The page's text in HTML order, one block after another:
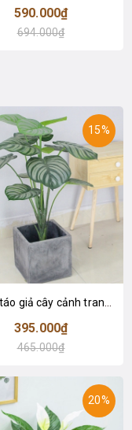
590.000₫
694.000₫
15%
Cây lá táo giả cây cảnh trang trí nội thất (85cm) - LC2683-1
395.000₫
465.000₫
20%